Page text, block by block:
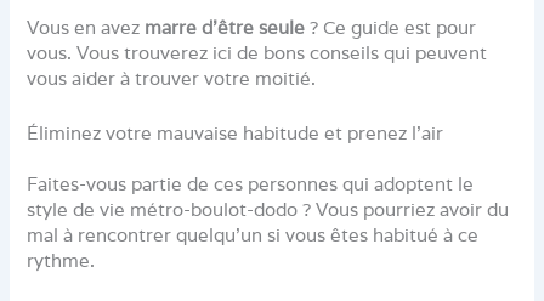
Vous en avez marre d’être seule ? Ce guide est pour
vous. Vous trouverez ici de bons conseils qui peuvent
vous aider à trouver votre moitié.
Éliminez votre mauvaise habitude et prenez l’air
Faites-vous partie de ces personnes qui adoptent le
style de vie métro-boulot-dodo ? Vous pourriez avoir du
mal à rencontrer quelqu’un si vous êtes habitué à ce
rythme.